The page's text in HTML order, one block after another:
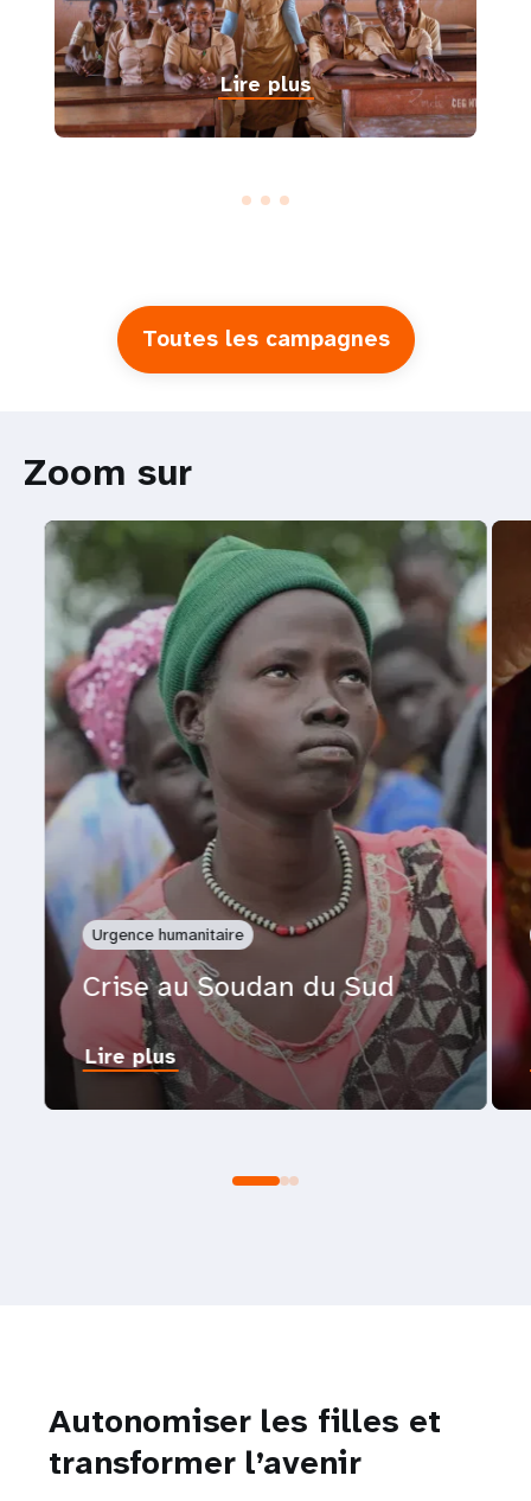
Lire plus
Toutes les campagnes
Zoom sur
Urgence humanitaire
Crise au Soudan du Sud
Lire plus
Autonomiser les filles et
transformer l’avenir